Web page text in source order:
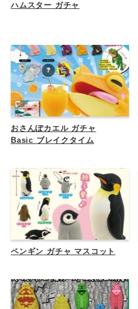
ハムスター ガチャ
おさんぽカエル ガチャ
Basic ブレイクタイム
ペンギン ガチャ マスコット